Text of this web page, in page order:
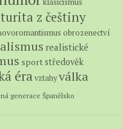
smířeného se
Cizinec, neboť jeho
zabil, ale protože
z češtiny
obrozenectví
realistické
sport středověk
éravztahyválka
generace Španělsko